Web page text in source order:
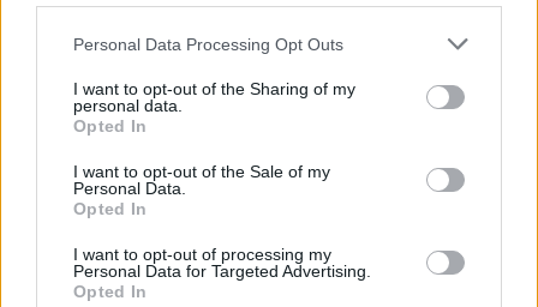
Please note that this website/app uses one or more Google
not limited to your visit or usage behaviour. You may click to
grant or deny consent to Google and its third-party tags to
use your data for below specified purposes in below Google
consent section.
Personal Data Processing Opt Outs
I want to opt-out of the Sharing of my
personal data.
Opted In
I want to opt-out of the Sale of my
Personal Data.
Opted In
I want to opt-out of processing my
Personal Data for Targeted Advertising.
Opted In
Estos jugadores son baja
: Azpilicueta, Vargas, Nianzou,
Alexis, Januzaj, Alfon, Marcao (sanción), Mendy (sanción).
Posibles cambios en el once
escoltará en la mediapunta, con Peque, Ejuke, Isaac
Romero y Oso cómo candidatos a dos puestos.